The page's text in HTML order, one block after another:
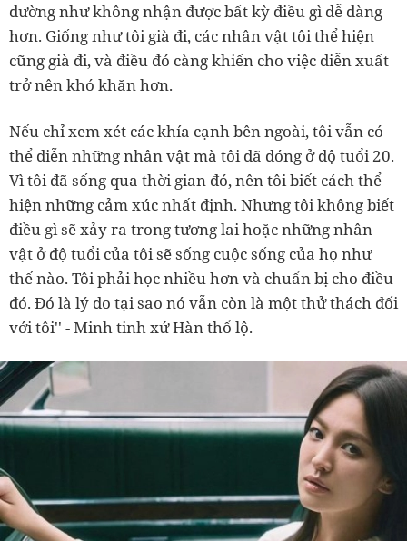
dường như không nhận được bất kỳ điều gì dễ dàng
hơn. Giống như tôi già đi, các nhân vật tôi thể hiện
cũng già đi, và điều đó càng khiến cho việc diễn xuất
trở nên khó khăn hơn.
Nếu chỉ xem xét các khía cạnh bên ngoài, tôi vẫn có
thể diễn những nhân vật mà tôi đã đóng ở độ tuổi 20.
Vì tôi đã sống qua thời gian đó, nên tôi biết cách thể
hiện những cảm xúc nhất định. Nhưng tôi không biết
điều gì sẽ xảy ra trong tương lai hoặc những nhân
vật ở độ tuổi của tôi sẽ sống cuộc sống của họ như
thế nào. Tôi phải học nhiều hơn và chuẩn bị cho điều
đó. Đó là lý do tại sao nó vẫn còn là một thử thách đối
với tôi'' - Minh tinh xứ Hàn thổ lộ.